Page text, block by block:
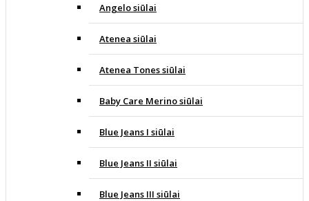
Angelo siūlai
Atenea siūlai
Atenea Tones siūlai
Baby Care Merino siūlai
Blue Jeans I siūlai
Blue Jeans II siūlai
Blue Jeans III siūlai